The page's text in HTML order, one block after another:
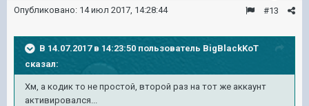
#13
Опубликовано: 14 июл 2017, 14:28:44
В 14.07.2017 в 14:23:50 пользователь BigBlackKoT
сказал:
Хм, а кодик то не простой, второй раз на тот же аккаунт
активировался...